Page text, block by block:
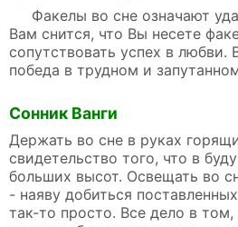
Факелы во сне означают
Вам снится, что Вы несете
сопутствовать успех в любви.
победа в трудном и
Сонник Ванги
Держать во сне в руках
свидетельство того, что в
больших высот. Освещать во
- наяву добиться
так-то просто. Все дело в том,